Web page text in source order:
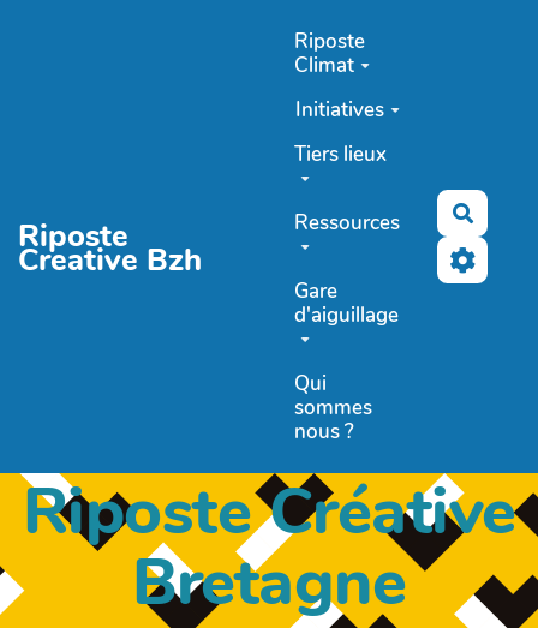
Riposte
Creative Bzh
Riposte
Climat
Initiatives
Tiers lieux
Ressources
Gare
d'aiguillage
Qui
sommes
nous ?
Riposte Créative
Bretagne